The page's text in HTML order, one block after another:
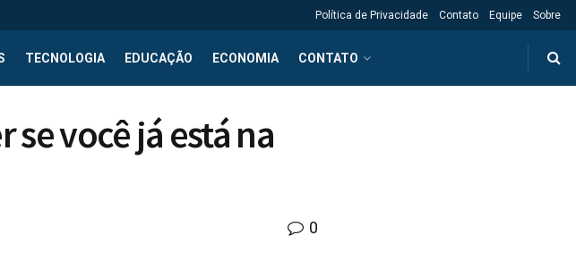
Política de Privacidade Contato Equipe Sobre
TECNOLOGIA EDUCAÇÃO ECONOMIA CONTATO
se você já está na
0